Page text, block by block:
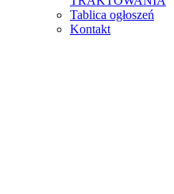
Tablica ogłoszeń
Kontakt